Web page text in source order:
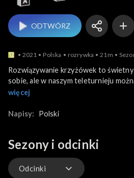
ODTWÓRZ
2021 Polska rozrywka 21m
Rozwiązywanie krzyżówek to
sobie, ale w naszym teleturnieju
duże pieniądze! Kto zostanie
wychowawczym, Aleksander z
Bogumiła z Wrocławia – mediator
bierze udział już po raz trzeci.
więcej
Napisy: Polski
Sezony i odcinki
Odcinki